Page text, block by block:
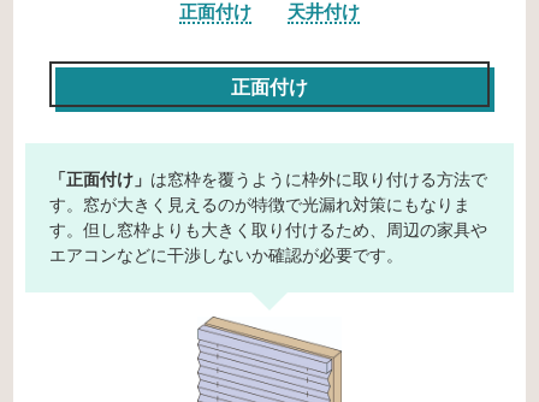
正面付け
天井付け
正面付け
「正面付け」 は窓枠を覆うように枠外に取り付ける方法で
す。窓が大きく見えるのが特徴で光漏れ対策にもなりま
す。但し窓枠よりも大きく取り付けるため、周辺の家具や
エアコンなどに干渉しないか確認が必要です。